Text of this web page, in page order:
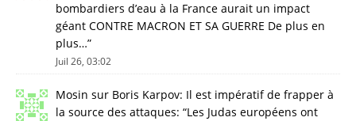
bombardiers d’eau à la France aurait un impact
géant CONTRE MACRON ET SA GUERRE De plus en
plus…”
Juil 26, 03:02
Mosin sur Boris Karpov: Il est impératif de frapper à
la source des attaques: “Les Judas européens ont